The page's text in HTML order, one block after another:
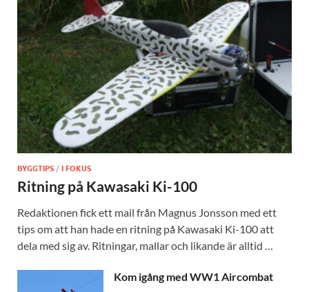
BYGGTIPS / I FOKUS
Ritning på Kawasaki Ki-100
Redaktionen fick ett mail från Magnus Jonsson med ett
tips om att han hade en ritning på Kawasaki Ki-100 att
dela med sig av. Ritningar, mallar och likande är alltid …
Kom igång med WW1 Aircombat